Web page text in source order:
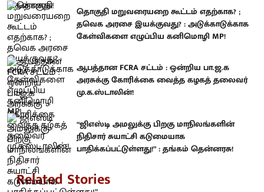
தொகுதி மறுவரையறை கூட்டம் எதற்காக? ;
தவெக அரசை இயக்குவது? : அடுக்காடுக்காக
கேள்விகளை எழுப்பிய கனிமொழி MP!
ஆபத்தான FCRA சட்டம் : ஒன்றிய பா.ஜ.க
அரசுக்கு கோரிக்கை வைத்த கழகத் தலைவர்
மு.க.ஸ்டாலின்!
“ஜிஎஸ்டி அமலுக்கு பிறகு மாநிலங்களின்
நிதிசார் சுயாட்சி கடுமையாக
பாதிக்கப்பட்டுள்ளது!” : தங்கம் தென்னரசு!
Related Stories